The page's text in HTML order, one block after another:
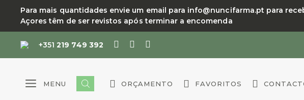
Saltar
o
conteúdo
Para mais quantidades envie um email para info@nuncifarma.pt para
Açores têm de ser revistos após terminar a encomenda
+351219 749 392
ORÇAMENTO FAVORITOS
MENU